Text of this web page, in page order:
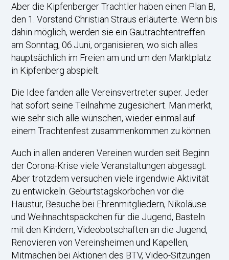
Aber die Kipfenberger Trachtler haben einen Plan B,
den 1. Vorstand Christian Straus erläuterte. Wenn bis
dahin möglich, werden sie ein Gautrachtentreffen
am Sonntag, 06.Juni, organisieren, wo sich alles
hauptsächlich im Freien am und um den Marktplatz
in Kipfenberg abspielt.
Die Idee fanden alle Vereinsvertreter super. Jeder
hat sofort seine Teilnahme zugesichert. Man merkt,
wie sehr sich alle wünschen, wieder einmal auf
einem Trachtenfest zusammenkommen zu können.
Auch in allen anderen Vereinen wurden seit Beginn
der Corona-Krise viele Veranstaltungen abgesagt.
Aber trotzdem versuchen viele irgendwie Aktivität
zu entwickeln. Geburtstagskörbchen vor die
Haustür, Besuche bei Ehrenmitgliedern, Nikoläuse
und Weihnachtspäckchen für die Jugend, Basteln
mit den Kindern, Videobotschaften an die Jugend,
Renovieren von Vereinsheimen und Kapellen,
Mitmachen bei Aktionen des BTV, Video-Sitzungen